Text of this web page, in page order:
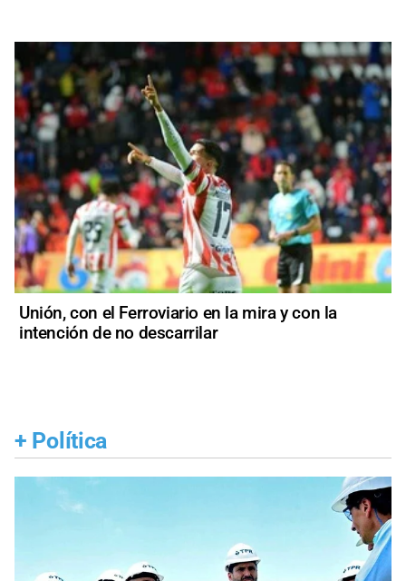
Unión, con el Ferroviario en la mira y con la
intención de no descarrilar
+ Política